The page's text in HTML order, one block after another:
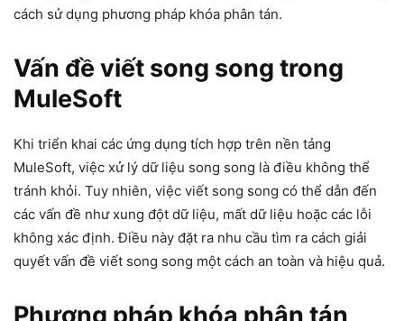
cách sử dụng phương pháp khóa phân tán.
Vấn đề viết song song trong
MuleSoft
Khi triển khai các ứng dụng tích hợp trên nền tảng
MuleSoft, việc xử lý dữ liệu song song là điều không thể
tránh khỏi. Tuy nhiên, việc viết song song có thể dẫn đến
các vấn đề như xung đột dữ liệu, mất dữ liệu hoặc các lỗi
không xác định. Điều này đặt ra nhu cầu tìm ra cách giải
quyết vấn đề viết song song một cách an toàn và hiệu quả.